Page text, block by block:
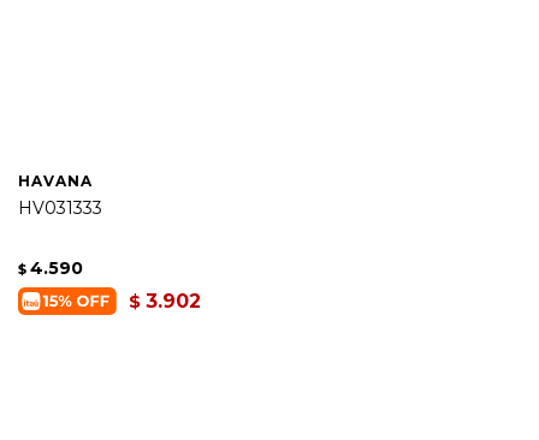
HAVANA
HV031333
$ 4.590
$ 3.902